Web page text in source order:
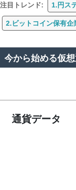
注目トレンド: 1.円ス
2.ビットコイン保有企
今から始める仮
通貨データ